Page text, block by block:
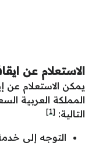
الاستعلام عن
يمكن الاستعلام عن
المملكة العربية
التالية: [1]
التوجه إلى